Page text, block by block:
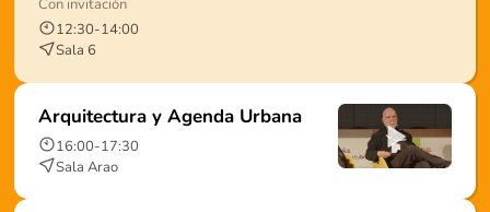
12:30-14:00
Sala 6
Arquitectura y Agenda Urbana
16:00-17:30
Sala Arao